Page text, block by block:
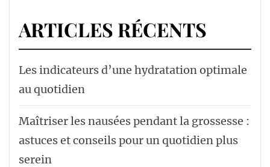
ARTICLES RÉCENTS
Les indicateurs d’une hydratation optimale
au quotidien
Maîtriser les nausées pendant la grossesse :
astuces et conseils pour un quotidien plus
serein